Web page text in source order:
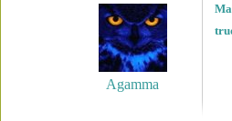
Agamma